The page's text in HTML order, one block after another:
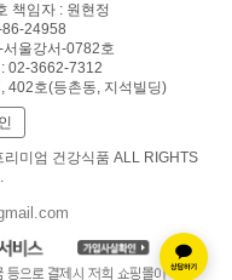
책임자 : 원현정
24958
울강서-0782호
02-3662-7312
402호(등촌동, 지석빌딩)
미엄 건강식품 ALL RIGHTS